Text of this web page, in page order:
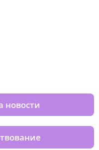
новости